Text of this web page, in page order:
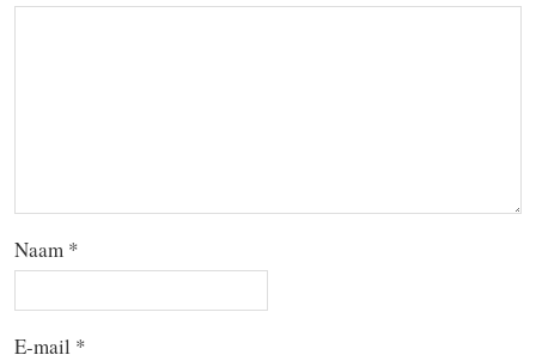
Naam *
E-mail *